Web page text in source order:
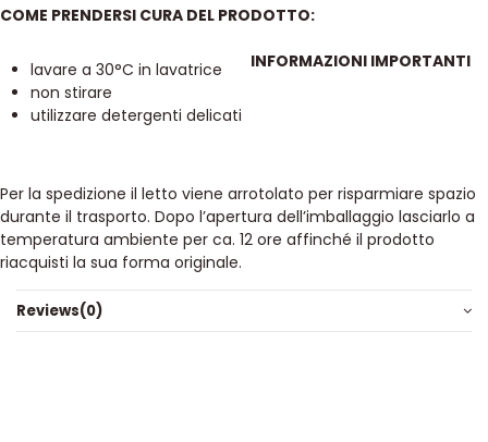
COME PRENDERSI CURA DEL PRODOTTO:
lavare a 30°C in lavatrice
non stirare
utilizzare detergenti delicati
INFORMAZIONI IMPORTANTI
Per la spedizione il letto viene arrotolato per risparmiare spazio
durante il trasporto. Dopo l’apertura dell’imballaggio lasciarlo a
temperatura ambiente per ca. 12 ore affinché il prodotto
riacquisti la sua forma originale.
Reviews(0)